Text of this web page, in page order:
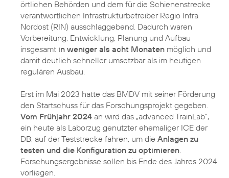
örtlichen Behörden und dem für die Schienenstrecke
verantwortlichen Infrastrukturbetreiber Regio Infra
Nordost (RIN) ausschlaggebend. Dadurch waren
Vorbereitung, Entwicklung, Planung und Aufbau
insgesamt in weniger als acht Monaten möglich und
damit deutlich schneller umsetzbar als im heutigen
regulären Ausbau.
Erst im Mai 2023 hatte das BMDV mit seiner Förderung
den Startschuss für das Forschungsprojekt gegeben.
Vom Frühjahr 2024 an wird das „advanced TrainLab“,
ein heute als Laborzug genutzter ehemaliger ICE der
DB, auf der Teststrecke fahren, um die Anlagen zu
testen und die Konfiguration zu optimieren
Forschungsergebnisse sollen bis Ende des Jahres 2024
vorliegen.